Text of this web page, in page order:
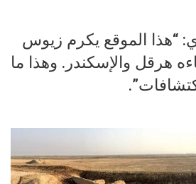
“هذا الموقع يكرم زيوس
هرقل والإسكندر. وهذا ما